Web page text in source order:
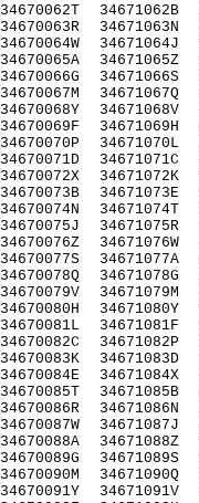
34670062T
34670063R
34670064W
34670065A
34670066G
34670067M
34670068Y
34670069F
34670070P
34670071D
34670072X
34670073B
34670074N
34670075J
34670076Z
34670077S
34670078Q
34670079V
34670080H
34670081L
34670082C
34670083K
34670084E
34670085T
34670086R
34670087W
34670088A
34670089G
34670090M
34670091Y
34671062B
34671063N
34671064J
34671065Z
34671066S
34671067Q
34671068V
34671069H
34671070L
34671071C
34671072K
34671073E
34671074T
34671075R
34671076W
34671077A
34671078G
34671079M
34671080Y
34671081F
34671082P
34671083D
34671084X
34671085B
34671086N
34671087J
34671088Z
34671089S
34671090Q
34671091V